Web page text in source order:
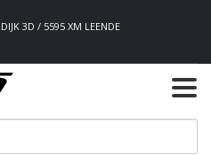
3D / 5595 XM LEENDE